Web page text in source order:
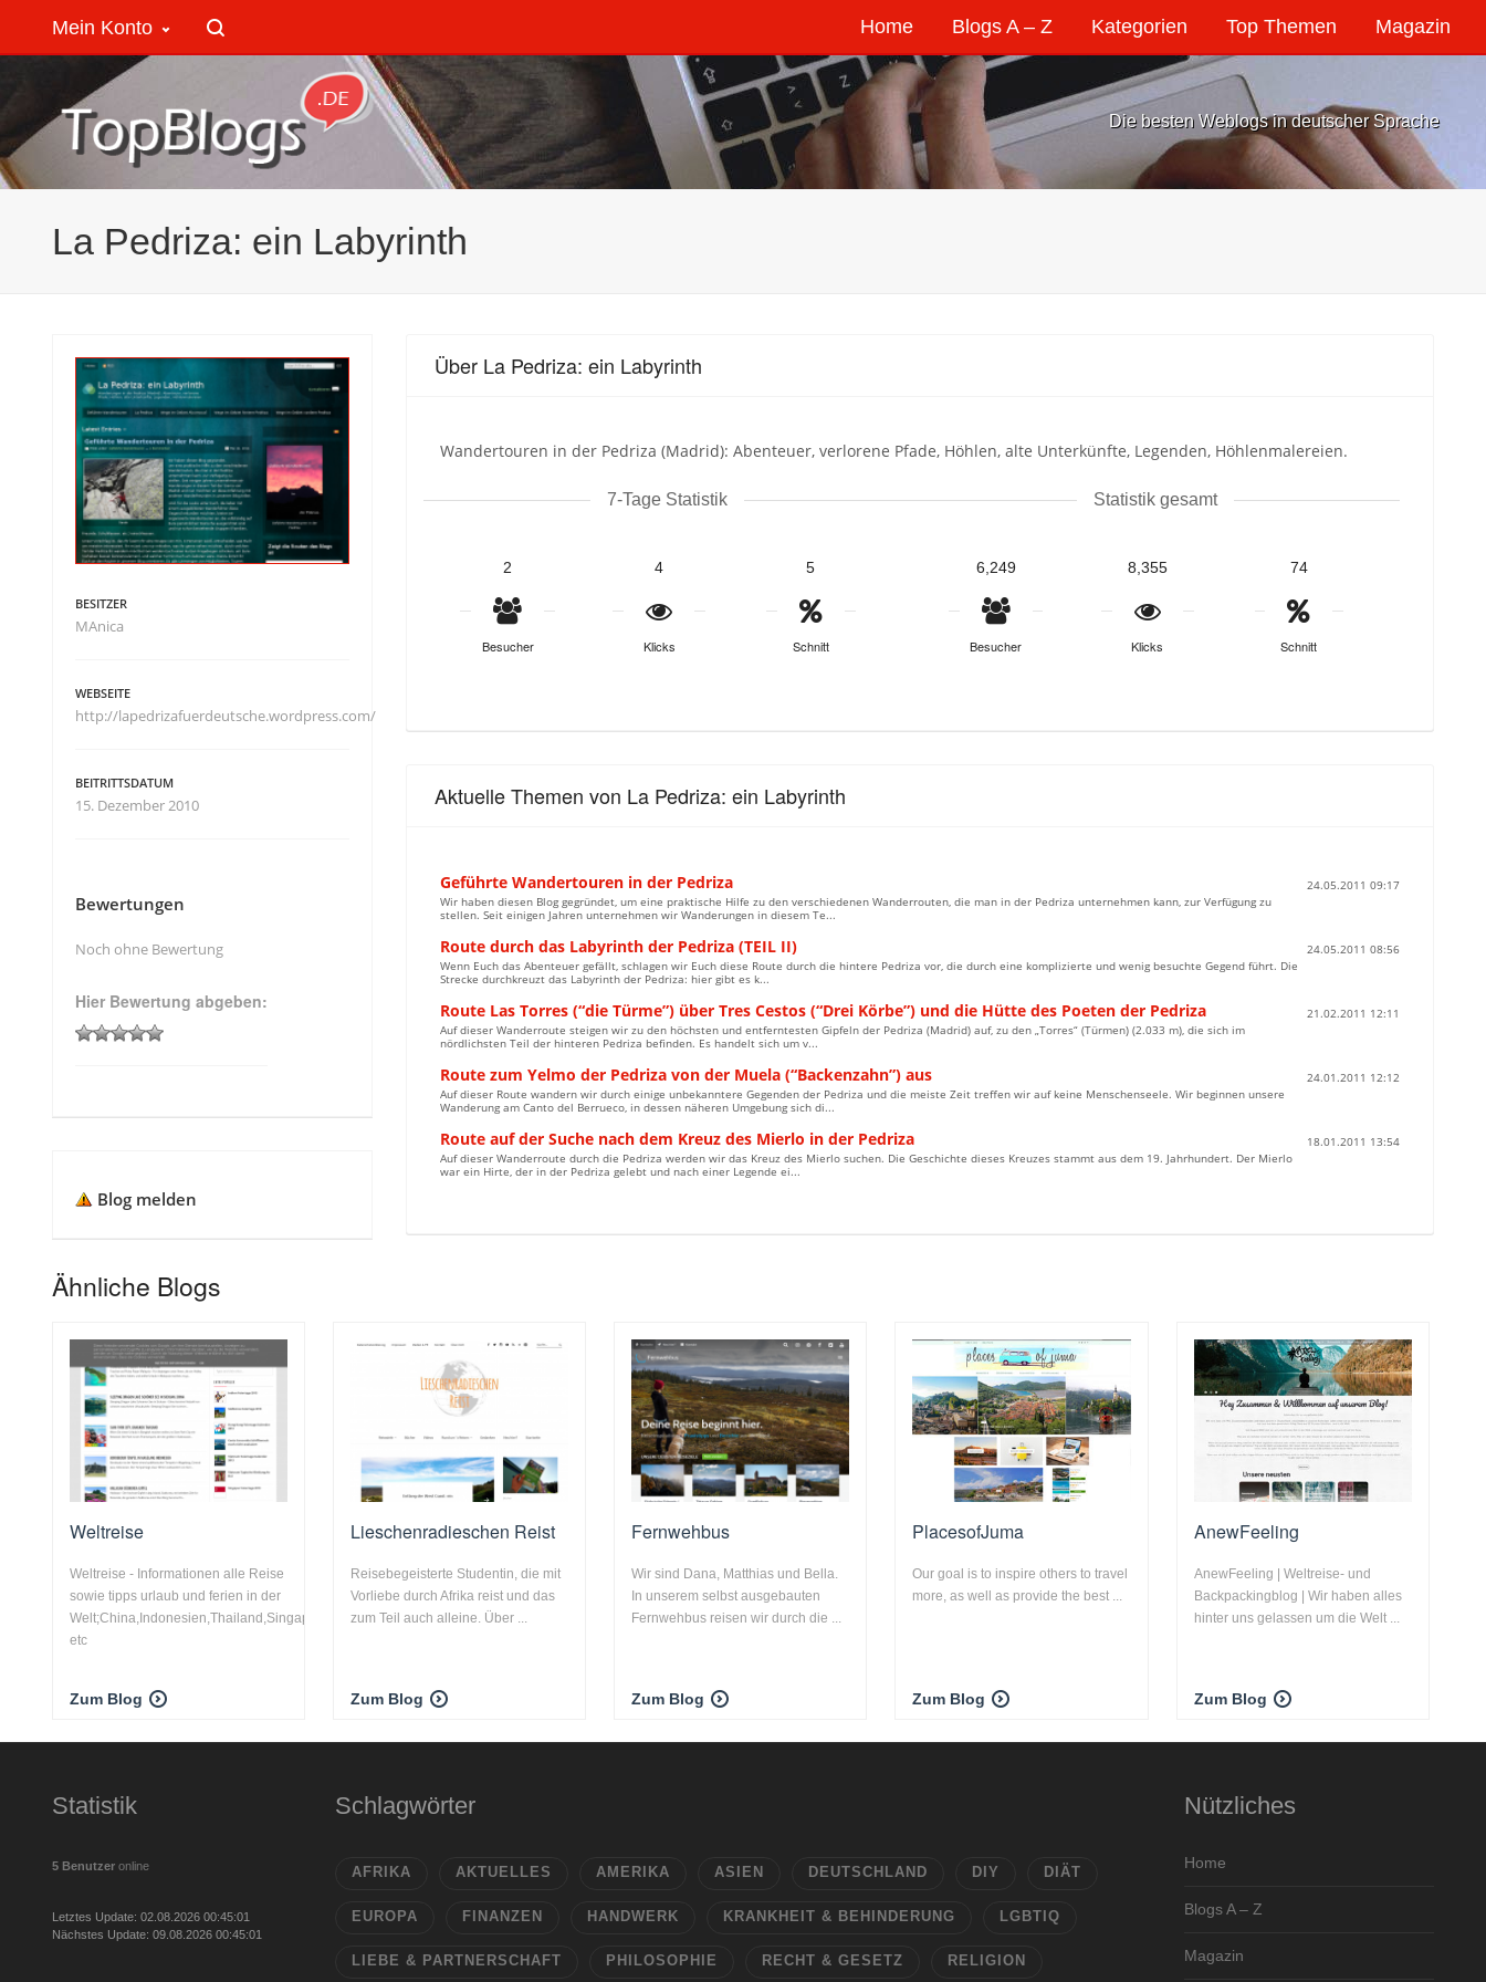
Home Blogs A – Z Kategorien Top Themen Magazin
Mein Konto
Die besten Weblogs in deutscher Sprache
La Pedriza: ein Labyrinth
Über La Pedriza: ein Labyrinth
Wandertouren in der Pedriza (Madrid): Abenteuer, verlorene Pfade, Höhlen, alte Unterkünfte, Legenden, Höhlenmalereien.
7-Tage Statistik
2
Besucher
4
Klicks
5
Schnitt
Statistik gesamt
6,249
Besucher
8,355
Klicks
74
Schnitt
Aktuelle Themen von La Pedriza: ein Labyrinth
Geführte Wandertouren in der Pedriza
24.05.2011 09:17
Wir haben diesen Blog gegründet, um eine praktische Hilfe zu den verschiedenen Wanderrouten, die man in der Pedriza unternehmen kann, zur Verfügung zu
stellen. Seit einigen Jahren unternehmen wir Wanderungen in diesem Te...
Route durch das Labyrinth der Pedriza (TEIL II)
24.05.2011 08:56
Wenn Euch das Abenteuer gefällt, schlagen wir Euch diese Route durch die hintere Pedriza vor, die durch eine komplizierte und wenig besuchte Gegend führt. Die
Strecke durchkreuzt das Labyrinth der Pedriza: hier gibt es k...
Route Las Torres (“die Türme”) über Tres Cestos (“Drei Körbe”) und die Hütte des Poeten der Pedriza
21.02.2011 12:11
Auf dieser Wanderroute steigen wir zu den höchsten und entferntesten Gipfeln der Pedriza (Madrid) auf, zu den „Torres“ (Türmen) (2.033 m), die sich im
nördlichsten Teil der hinteren Pedriza befinden. Es handelt sich um v...
Route zum Yelmo der Pedriza von der Muela (“Backenzahn”) aus
24.01.2011 12:12
Auf dieser Route wandern wir durch einige unbekanntere Gegenden der Pedriza und die meiste Zeit treffen wir auf keine Menschenseele. Wir beginnen unsere
Wanderung am Canto del Berrueco, in dessen näheren Umgebung sich di...
Route auf der Suche nach dem Kreuz des Mierlo in der Pedriza
18.01.2011 13:54
Auf dieser Wanderroute durch die Pedriza werden wir das Kreuz des Mierlo suchen. Die Geschichte dieses Kreuzes stammt aus dem 19. Jahrhundert. Der Mierlo
war ein Hirte, der in der Pedriza gelebt und nach einer Legende ei...
BESITZER
MAnica
WEBSEITE
http://lapedrizafuerdeutsche.wordpress.com/
BEITRITTSDATUM
15. Dezember 2010
Bewertungen
Noch ohne Bewertung
Hier Bewertung abgeben:
Blog melden
Ähnliche Blogs
Weltreise
Weltreise - Informationen alle Reise
sowie tipps urlaub und ferien in der
Welt;China,Indonesien,Thailand,Singapur,Hongkong,Indien,Südkorea
etc
Zum Blog
Lieschenradieschen Reist
Reisebegeisterte Studentin, die mit
Vorliebe durch Afrika reist und das
zum Teil auch alleine. Über ...
Zum Blog
Fernwehbus
Wir sind Dana, Matthias und Bella.
In unserem selbst ausgebauten
Fernwehbus reisen wir durch die ...
Zum Blog
PlacesofJuma
Our goal is to inspire others to travel
more, as well as provide the best ...
Zum Blog
AnewFeeling
AnewFeeling | Weltreise- und
Backpackingblog | Wir haben alles
hinter uns gelassen um die Welt ...
Zum Blog
Statistik
5 Benutzer online
Letztes Update: 02.08.2026 00:45:01
Nächstes Update: 09.08.2026 00:45:01
Schlagwörter
AFRIKA AKTUELLES AMERIKA ASIEN DEUTSCHLAND DIY DIÄT
EUROPA FINANZEN HANDWERK KRANKHEIT & BEHINDERUNG LGBTIQ
LIEBE & PARTNERSCHAFT PHILOSOPHIE RECHT & GESETZ RELIGION
Nützliches
Home
Blogs A – Z
Magazin